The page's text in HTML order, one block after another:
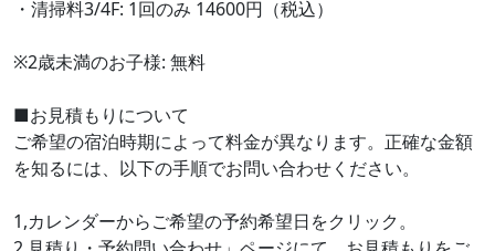
・清掃料3/4F: 1回のみ 14600円（税込）
※2歳未満のお子様: 無料
■お見積もりについて
ご希望の宿泊時期によって料金が異なります。正確な金額
を知るには、以下の手順でお問い合わせください。
1,カレンダーからご希望の予約希望日をクリック。